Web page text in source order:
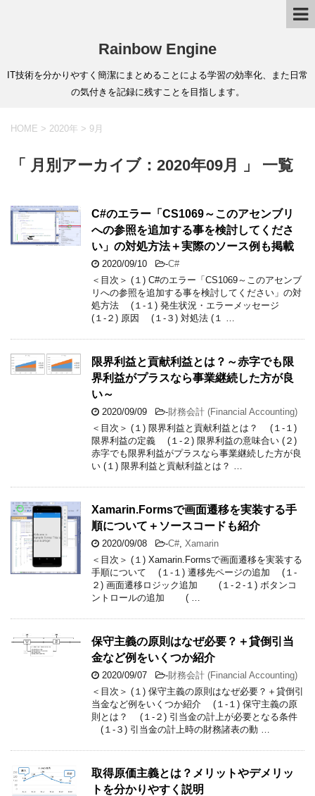
Rainbow Engine
IT技術を分かりやすく簡潔にまとめることによる学習の効率化、また日常
の気付きを記録に残すことを目指します。
HOME > 2020年 > 9月
「 月別アーカイブ：2020年09月 」 一覧
C#のエラー「CS1069～このアセンブリ
への参照を追加する事を検討してくださ
い」の対処方法＋実際のソース例も掲載
2020/09/10 -C#
＜目次＞ (１) C#のエラー「CS1069～このアセンブ
リへの参照を追加する事を検討してください」の対
処方法 (１-１) 発生状況・エラーメッセージ
(１-２) 原因 (１-３) 対処法 (１ …
限界利益と貢献利益とは？～赤字でも限
界利益がプラスなら事業継続した方が良
い～
2020/09/09 -財務会計 (Financial Accounting)
＜目次＞ (１) 限界利益と貢献利益とは？ (１-１)
限界利益の定義 (１-２) 限界利益の意味合い (２)
赤字でも限界利益がプラスなら事業継続した方が良
い (１) 限界利益と貢献利益とは？ …
Xamarin.Formsで画面遷移を実装する手
順について＋ソースコードも紹介
2020/09/08 -C#, Xamarin
＜目次＞ (１) Xamarin.Formsで画面遷移を実装する
手順について (１-１) 遷移先ページの追加 (１-
２) 画面遷移ロジック追加 (１-２-１) ボタンコ
ントロールの追加 ( …
保守主義の原則はなぜ必要？＋貸倒引当
金など例をいくつか紹介
2020/09/07 -財務会計 (Financial Accounting)
＜目次＞ (１) 保守主義の原則はなぜ必要？＋貸倒引
当金など例をいくつか紹介 (１-１) 保守主義の原
則とは？ (１-２) 引当金の計上が必要となる条件
(１-３) 引当金の計上時の財務諸表の動 …
取得原価主義とは？メリットやデメリッ
トを分かりやすく説明